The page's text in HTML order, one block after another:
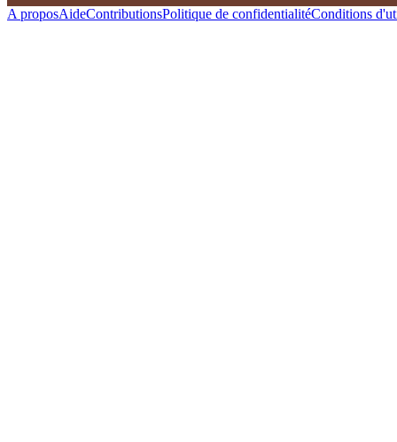
A proposAideContributionsPolitique de confidentialitéConditions